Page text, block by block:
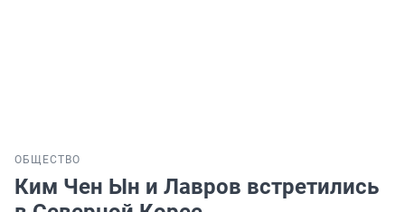
ОБЩЕСТВО
Ким Чен Ын и Лавров встретились